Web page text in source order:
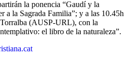
la ponencia “Gaudí y la
a la Sagrada Familia”; y a las 10.45h
(AUSP-URL), con la
el libro de la naturaleza”.